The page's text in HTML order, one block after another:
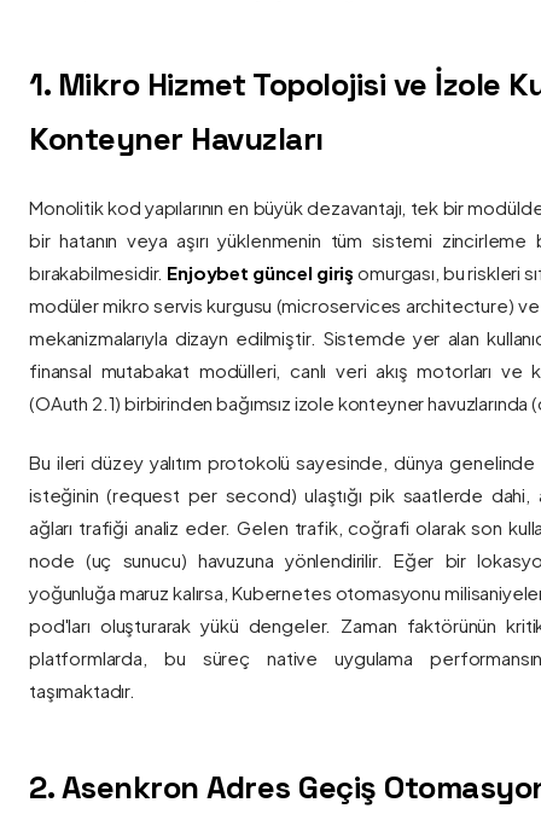
1. Mikro Hizmet Topolojisi ve İzole
Konteyner Havuzları
Monolitik kod yapılarının en büyük dezavantajı, tek bir
bir hatanın veya aşırı yüklenmenin tüm sistemi zincirleme
bırakabilmesidir. Enjoybet güncel giriş omurgası, bu riskleri
modüler mikro servis kurgusu (microservices architecture)
mekanizmalarıyla dizayn edilmiştir. Sistemde yer alan
finansal mutabakat modülleri, canlı veri akış motorları ve
(OAuth 2.1) birbirinden bağımsız izole konteyner havuzlarında
Bu ileri düzey yalıtım protokolü sayesinde, dünya genelinde
isteğinin (request per second) ulaştığı pik saatlerde dahi,
ağları trafiği analiz eder. Gelen trafik, coğrafi olarak son
node (uç sunucu) havuzuna yönlendirilir. Eğer bir
yoğunluğa maruz kalırsa, Kubernetes otomasyonu
pod'ları oluşturarak yükü dengeler. Zaman faktörünün
platformlarda, bu süreç native uygulama
taşımaktadır.
2. Asenkron Adres Geçiş